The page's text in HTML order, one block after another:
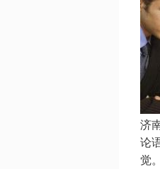
济
论
觉